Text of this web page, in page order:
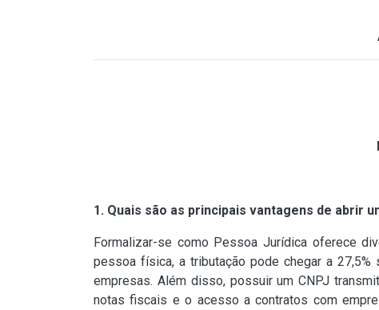
1. Quais são as principais vantagens de abrir
Formalizar-se como Pessoa Jurídica oferece
pessoa física, a tributação pode chegar a
empresas. Além disso, possuir um CNPJ
notas fiscais e o acesso a contratos com